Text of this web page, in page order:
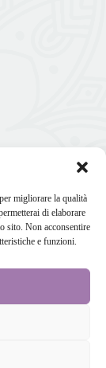
migliorare la qualità
di elaborare
sito. Non acconsentire
e funzioni.